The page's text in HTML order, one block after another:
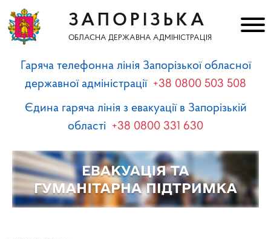
ЗАПОРІЗЬКА
ОБЛАСНА ДЕРЖАВНА АДМІНІСТРАЦІЯ
Гаряча телефонна лінія Запорізької обласної
державної адміністрації +38 0800 503 508
Єдина гаряча лінія з евакуації в Запорізькій
області +38 0800 331 630